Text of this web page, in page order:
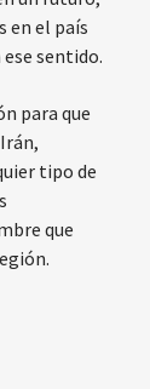
en el país
sentido.
para que
tipo de
que